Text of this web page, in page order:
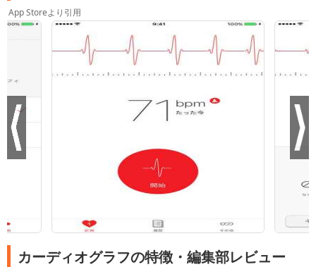
App Storeより引用
カーディオグラフの特徴・編集部レビュー